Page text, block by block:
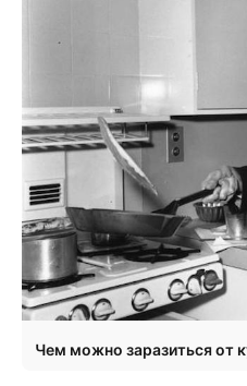
Чем можно заразиться от